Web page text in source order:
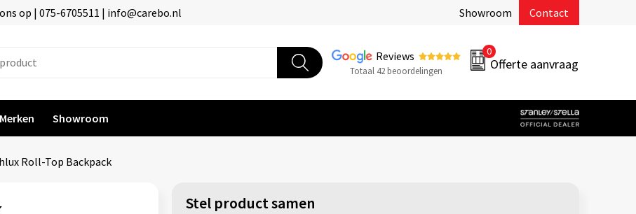
op | 075-6705511 | info@carebo.nl Showroom Contact
Reviews
Totaal 42 beoordelingen
0
Offerte aanvraag
Merken Showroom
Roll-Top Backpack
Stel product samen